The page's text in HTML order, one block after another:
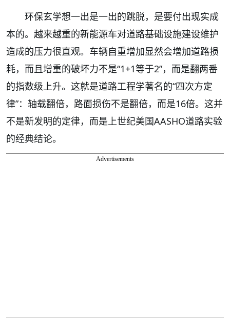
环保玄学想一出是一出的跳脱，是要付出现实成
本的。越来越重的新能源车对道路基础设施建设维护
造成的压力很直观。车辆自重增加显然会增加道路损
耗，而且增重的破坏力不是“1+1等于2”，而是翻两番
的指数级上升。这就是道路工程学著名的“四次方定
律”：轴载翻倍，路面损伤不是翻倍，而是16倍。这并
不是新发明的定律，而是上世纪美国AASHO道路实验
的经典结论。
Advertisements